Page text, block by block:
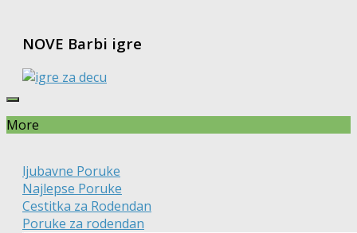
NOVE Barbi igre
More
ljubavne Poruke
Najlepse Poruke
Cestitka za Rodendan
Poruke za rodendan